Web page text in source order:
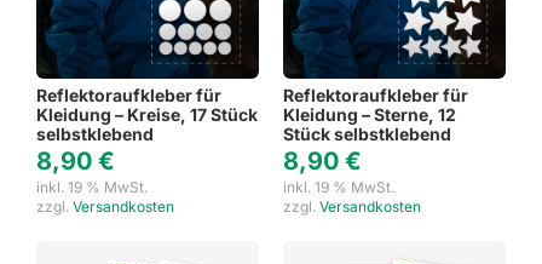
Reflektoraufkleber für
Kleidung – Kreise, 17 Stück
selbstklebend
8,90 €
inkl. 19 % MwSt.
zzgl. Versandkosten
Reflektoraufkleber für
Kleidung – Sterne, 12
Stück selbstklebend
8,90 €
inkl. 19 % MwSt.
zzgl. Versandkosten